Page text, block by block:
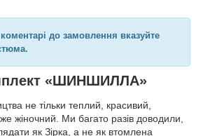
до замовлення вказуйте
«ШИНШИЛЛА»
не тільки теплий, красивий,
жіночний. Ми багато разів доводили,
як Зірка, а не як втомлена